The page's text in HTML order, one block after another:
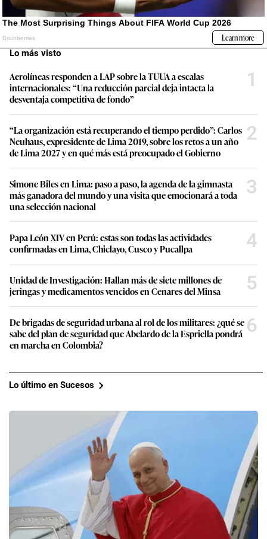
Lo más visto
Aerolíneas responden a LAP sobre la TUUA a escalas
internacionales: “Una reducción parcial deja intacta la
desventaja competitiva de fondo”
1
“La organización está recuperando el tiempo perdido”: Carlos
Neuhaus, expresidente de Lima 2019, sobre los retos a un año
de Lima 2027 y en qué más está preocupado el Gobierno
2
Simone Biles en Lima: paso a paso, la agenda de la gimnasta
más ganadora del mundo y una visita que emocionará a toda
una selección nacional
3
Papa León XIV en Perú: estas son todas las actividades
confirmadas en Lima, Chiclayo, Cusco y Pucallpa
4
Unidad de Investigación: Hallan más de siete millones de
jeringas y medicamentos vencidos en Cenares del Minsa
5
De brigadas de seguridad urbana al rol de los militares: ¿qué se
sabe del plan de seguridad que Abelardo de la Espriella pondrá
en marcha en Colombia?
6
Lo último en Sucesos